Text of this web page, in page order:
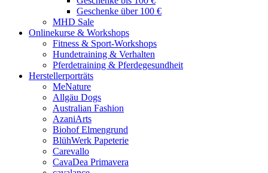
Geschenke über 100 €
MHD Sale
Onlinekurse & Workshops
Fitness & Sport-Workshops
Hundetraining & Verhalten
Pferdetraining & Pferdegesundheit
Herstellerporträts
MeNature
Allgäu Dogs
Australian Fashion
AzaniArts
Biohof Elmengrund
BlühWerk Papeterie
Carevallo
CavaDea Primavera